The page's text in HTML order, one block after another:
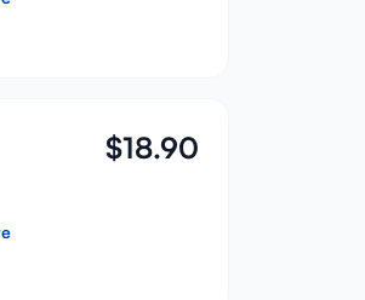
$18.90